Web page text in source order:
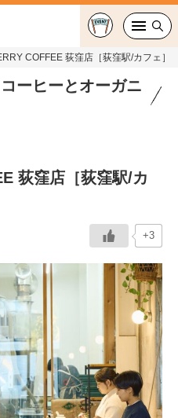
COFFEE 荻窪店［荻窪駅/カフェ］
ーヒーとオーガニ
荻窪店［荻窪駅/カ
+3